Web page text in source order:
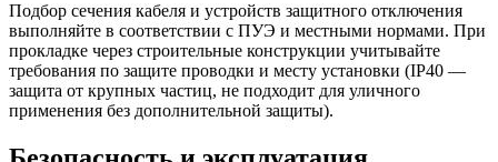
Подбор сечения кабеля и устройств защитного отключения
выполняйте в соответствии с ПУЭ и местными нормами. При
прокладке через строительные конструкции учитывайте
требования по защите проводки и месту установки (IP40 —
защита от крупных частиц, не подходит для уличного
применения без дополнительной защиты).